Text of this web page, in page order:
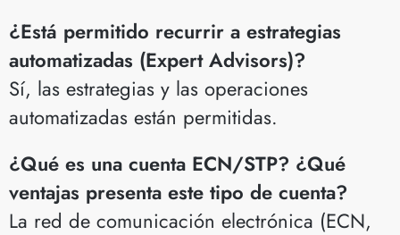
¿Está permitido recurrir a estrategias
automatizadas (Expert Advisors)?
Sí, las estrategias y las operaciones
automatizadas están permitidas.
¿Qué es una cuenta ECN/STP? ¿Qué
ventajas presenta este tipo de cuenta?
La red de comunicación electrónica (ECN,